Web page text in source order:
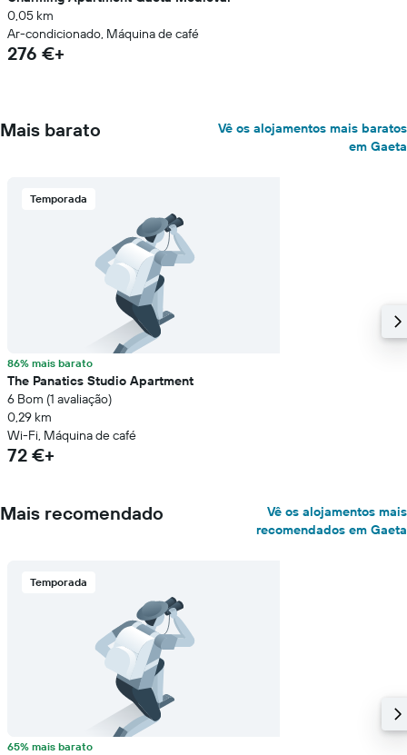
0,05 km
Ar-condicionado, Máquina de café
276 €+
Mais barato
Vê os alojamentos mais baratos
em Gaeta
Temporada
86% mais barato
The Panatics Studio Apartment
6 Bom (1 avaliação)
0,29 km
Wi-Fi, Máquina de café
72 €+
Mais recomendado
Vê os alojamentos mais
recomendados em Gaeta
Temporada
65% mais barato